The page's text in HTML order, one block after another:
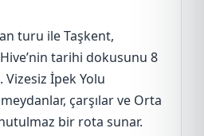
turu ile Taşkent,
tarihi dokusunu 8
İpek Yolu
çarşılar ve Orta
bir rota sunar.